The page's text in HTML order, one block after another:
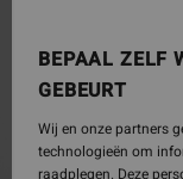
BEPAAL ZELF
GEBEURT
Wij en onze partners
technologieën om
raadplegen. Deze